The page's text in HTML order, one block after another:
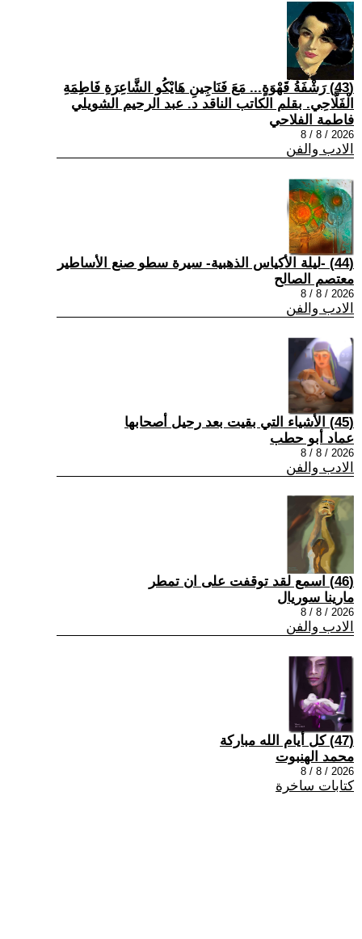
(43) رَشْفَةُ قَهْوَةٍ... مَعَ فَنَاجِينِ هَايْكُو الشَّاعِرَةِ فَاطِمَةِ
الْفَلَّاحِي. بقلم الكاتب الناقد د. عبد الرحيم الشويلي
فاطمة الفلاحي
2026 / 8 / 8
الادب والفن
(44) -ليلة الأكياس الذهبية- سيرة سطو صنع الأساطير
معتصم الصالح
2026 / 8 / 8
الادب والفن
(45) الأشياء التي بقيت بعد رحيل أصحابها
عماد أبو حطب
2026 / 8 / 8
الادب والفن
(46) اسمع لقد توقفت على ان تمطر
مارينا سوريال
2026 / 8 / 8
الادب والفن
(47) كل أيام الله مباركة
محمد الهنبوت
2026 / 8 / 8
كتابات ساخرة